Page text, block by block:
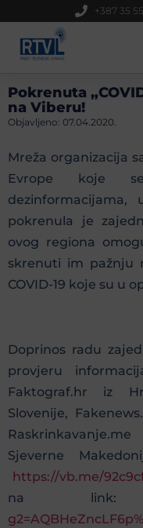
+387 35
Pokrenuta
na Viberu!
Objavljeno: 07.04.2020.
Mreža organizacija
Evrope koje
dezinformacijama,
pokrenula je
ovog regiona
skrenuti im pažnju
COVID-19 koje su u
Doprinos radu
provjeru
Faktograf.hr iz
Slovenije,
Sjeverne
https://vb.me/
na